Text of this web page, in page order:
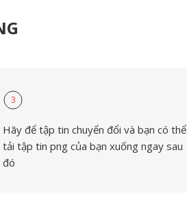
3
Hãy để tập tin chuyển đổi và bạn có thể
tải tập tin png của bạn xuống ngay sau
đó